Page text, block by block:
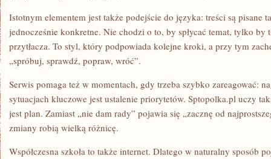
Istotnym elementem jest także podejście do języka: treści są pisane
jednocześnie konkretne. Nie chodzi o to, by spłycać temat, tylko by
przytłacza. To styl, który podpowiada kolejne kroki, a przy tym
„spróbuj, sprawdź, popraw, wróć”.
Serwis pomaga też w momentach, gdy trzeba szybko zareagować:
sytuacjach kluczowe jest ustalenie priorytetów. Sptopolka.pl uczy
jest plan. Zamiast „nie dam rady” pojawia się „zacznę od
zmiany robią wielką różnicę.
Współczesna szkoła to także internet. Dlatego w naturalny sposób